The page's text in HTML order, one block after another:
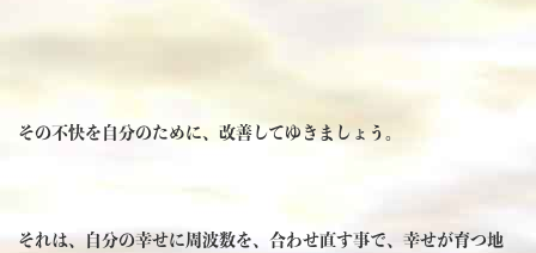
その不快を自分のために、改善してゆきましょう。
それは、自分の幸せに周波数を、合わせ直す事で、幸せが育つ地